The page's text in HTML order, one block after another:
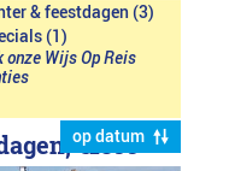
& feestdagen (3)
(1)
onze Wijs Op Reis
op datum
€1899